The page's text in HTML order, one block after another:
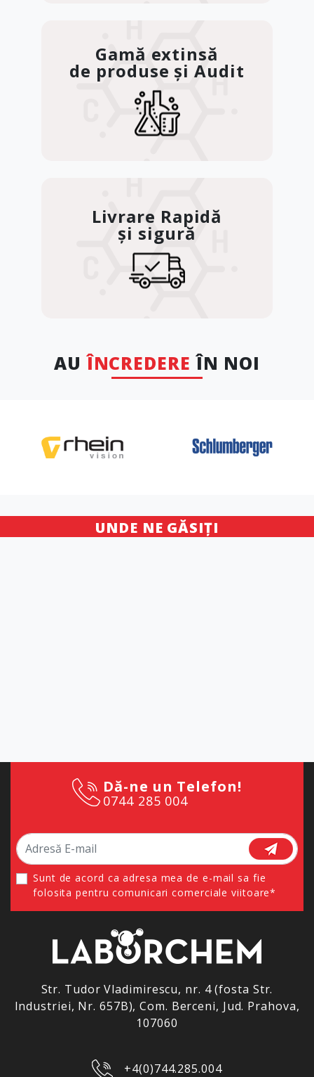
Gamă extinsă
de produse și Audit
Livrare Rapidă
și sigură
AUÎNCREDERE ÎN NOI
UNDE NE GĂSIȚI
Dă-ne un Telefon!
0744 285 004
Sunt de acord ca adresa mea de e-mail sa fie
folosita pentru comunicari comerciale viitoare*
Str. Tudor Vladimirescu, nr. 4 (fosta Str.
Industriei, Nr. 657B), Com. Berceni, Jud. Prahova,
107060
+4(0)744.285.004